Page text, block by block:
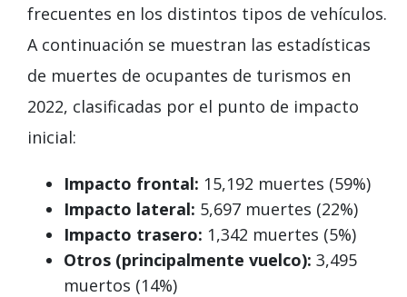
frecuentes en los distintos tipos de vehículos.
A continuación se muestran las estadísticas
de muertes de ocupantes de turismos en
2022, clasificadas por el punto de impacto
inicial:
Impacto frontal: 15,192 muertes (59%)
Impacto lateral: 5,697 muertes (22%)
Impacto trasero: 1,342 muertes (5%)
Otros (principalmente vuelco): 3,495
muertos (14%)